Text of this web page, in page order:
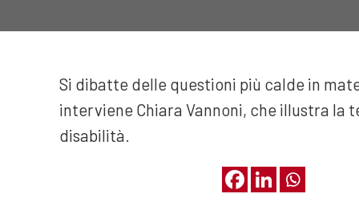
Si dibatte delle questioni più calde in
interviene Chiara Vannoni, che illustra la
disabilità.